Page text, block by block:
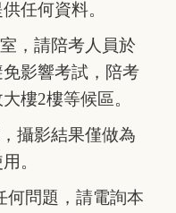
任何資料。
，請陪考人員於
影響考試，陪考
樓2樓等候區。
攝影結果僅做為
。
何問題，請電詢本